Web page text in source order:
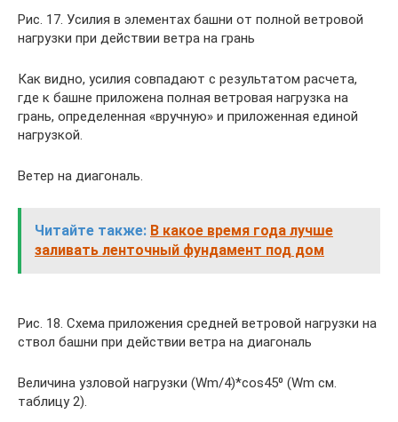
Рис. 17. Усилия в элементах башни от полной ветровой
нагрузки при действии ветра на грань
Как видно, усилия совпадают с результатом расчета,
где к башне приложена полная ветровая нагрузка на
грань, определенная «вручную» и приложенная единой
нагрузкой.
Ветер на диагональ.
Читайте также: В какое время года лучше
заливать ленточный фундамент под дом
Рис. 18. Схема приложения средней ветровой нагрузки на
ствол башни при действии ветра на диагональ
Величина узловой нагрузки (Wm/4)*cos45⁰ (Wm см.
таблицу 2).